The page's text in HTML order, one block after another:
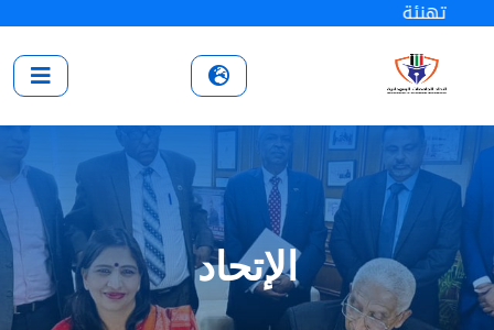
تهنئة
الإتحاد